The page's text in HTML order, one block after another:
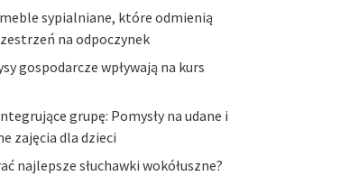
sypialniane, które odmienią
na odpoczynek
gospodarcze wpływają na kurs
grupę: Pomysły na udane i
zajęcia dla dzieci
najlepsze słuchawki wokółuszne?